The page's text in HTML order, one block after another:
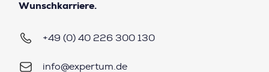
Wunschkarriere.
+49 (0) 40 226 300 130
info@expertum.de